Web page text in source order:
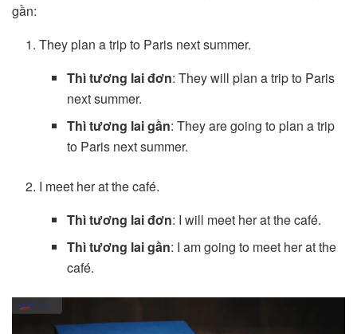
gần:
They plan a trip to Paris next summer.
Thì tương lai đơn: They will plan a trip to Paris
next summer.
Thì tương lai gần: They are going to plan a trip
to Paris next summer.
I meet her at the café.
Thì tương lai đơn: I will meet her at the café.
Thì tương lai gần: I am going to meet her at the
café.